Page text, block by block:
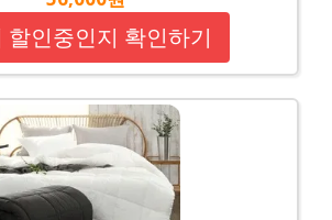
할인중인지 확인하기